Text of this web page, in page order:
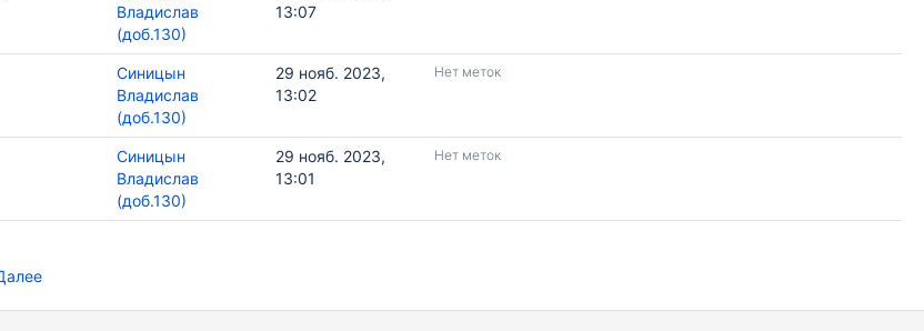
Владислав
(доб.130)
13:07
Синицын
Владислав
(доб.130)
29 нояб. 2023,
13:02
Нет меток
Синицын
Владислав
(доб.130)
29 нояб. 2023,
13:01
Нет меток